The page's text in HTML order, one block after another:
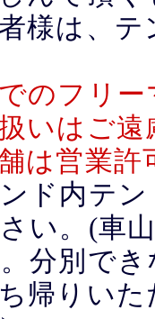
様は、
のフリ
いはご
は営業
ド内テ
い。(車
分別で
帰りい